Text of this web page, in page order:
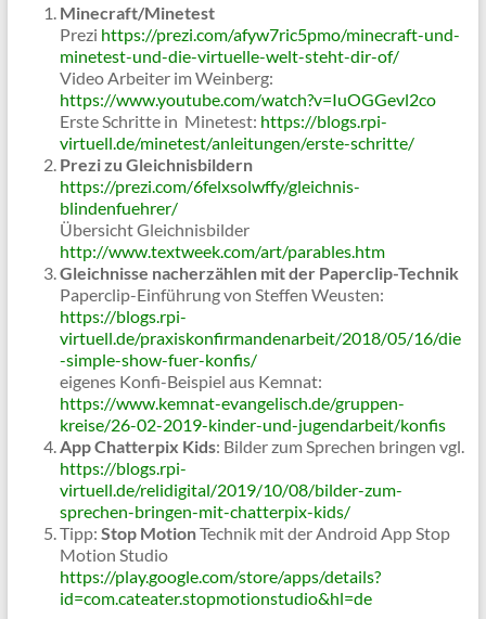
Minecraft/Minetest
Prezi https://prezi.com/afyw7ric5pmo/minecraft-und-
minetest-und-die-virtuelle-welt-steht-dir-of/
Video Arbeiter im Weinberg:
https://www.youtube.com/watch?v=IuOGGevl2co
Erste Schritte in Minetest: https://blogs.rpi-
virtuell.de/minetest/anleitungen/erste-schritte/
Prezi zu Gleichnisbildern
https://prezi.com/6felxsolwffy/gleichnis-
blindenfuehrer/
Übersicht Gleichnisbilder
http://www.textweek.com/art/parables.htm
Gleichnisse nacherzählen mit der Paperclip-Technik
Paperclip-Einführung von Steffen Weusten:
https://blogs.rpi-
virtuell.de/praxiskonfirmandenarbeit/2018/05/16/die
-simple-show-fuer-konfis/
eigenes Konfi-Beispiel aus Kemnat:
https://www.kemnat-evangelisch.de/gruppen-
kreise/26-02-2019-kinder-und-jugendarbeit/konfis
App Chatterpix Kids: Bilder zum Sprechen bringen vgl.
https://blogs.rpi-
virtuell.de/relidigital/2019/10/08/bilder-zum-
sprechen-bringen-mit-chatterpix-kids/
Tipp: Stop MotionTechnik mit der Android App Stop
Motion Studio
https://play.google.com/store/apps/details?
id=com.cateater.stopmotionstudio&hl=de